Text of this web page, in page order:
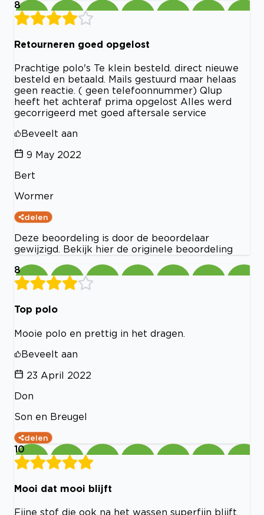
8
Retourneren goed opgelost
Prachtige polo's Te klein besteld. direct nieuwe
besteld en betaald. Mails gestuurd maar helaas
geen reactie. ( geen telefoonnummer) Qlup
heeft het achteraf prima opgelost Alles werd
gecorrigeerd met goed aftersale service
Beveelt aan
9 May 2022
Bert
Wormer
delen
Deze beoordeling is door de beoordelaar
gewijzigd. Bekijk hier de originele beoordeling
8
Top polo
Mooie polo en prettig in het dragen.
Beveelt aan
23 April 2022
Don
Son en Breugel
delen
10
Mooi dat mooi blijft
Fijne stof die ook na het wassen superfijn blijft.